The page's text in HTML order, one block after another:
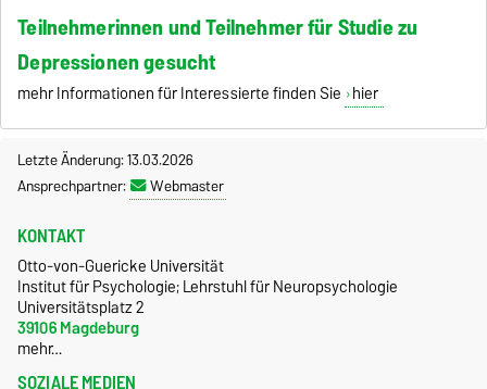
Teilnehmerinnen und Teilnehmer für Studie zu
Depressionen gesucht
mehr Informationen für Interessierte finden Sie hier
Letzte Änderung: 13.03.2026
Ansprechpartner:
Webmaster
SOZIALE MEDIEN
KONTAKT
Otto-von-Guericke Universität
Institut für Psychologie; Lehrstuhl für Neuropsychologie
Universitätsplatz 2
39106 Magdeburg
mehr…